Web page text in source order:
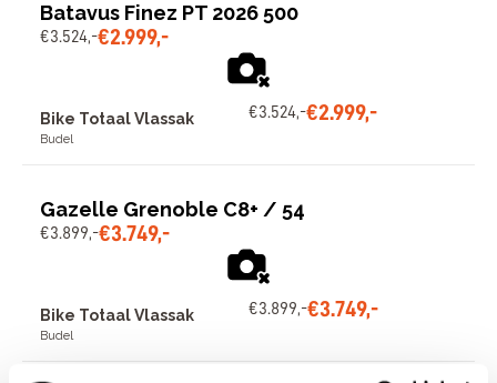
Batavus Finez PT 2026 500
€3.524,-€2.999,-
Bike Totaal Vlassak
Budel
€3.524,-€2.999,-
Gazelle Grenoble C8+ / 54
€3.899,-€3.749,-
Bike Totaal Vlassak
Budel
€3.899,-€3.749,-